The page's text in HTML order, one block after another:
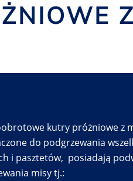
kutry próżniowe z
do podgrzewania
i pasztetów, posiadają
misy tj.: